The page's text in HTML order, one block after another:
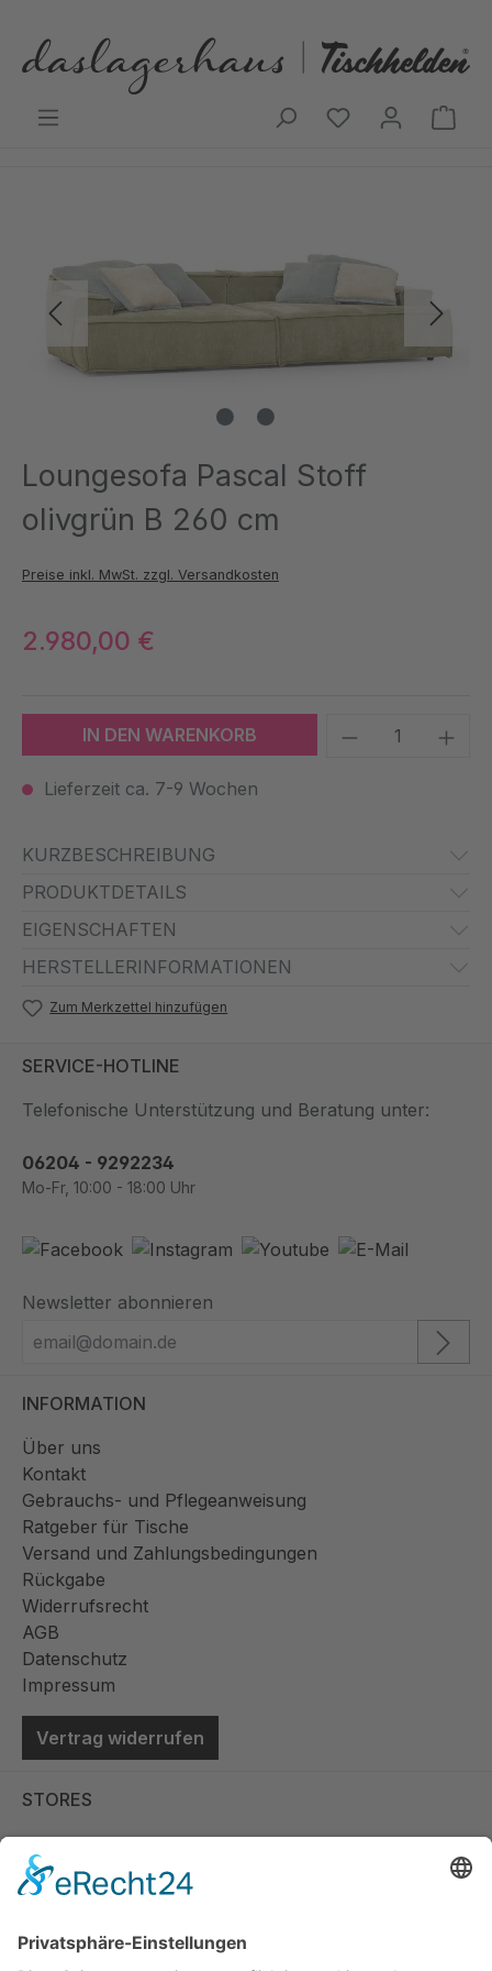
Loungesofa Pascal Stoff
olivgrün B 260 cm
Preise inkl. MwSt. zzgl. Versandkosten
2.980,00 €
IN DEN WARENKORB Produkt
Lieferzeit ca. 7-9 Wochen
KURZBESCHREIBUNG
PRODUKTDETAILS
EIGENSCHAFTEN
HERSTELLERINFORMATIONEN
Zum Merkzettel hinzufügen
SERVICE-HOTLINE
Telefonische Unterstützung und Beratung unter:
06204 - 9292234
Mo-Fr, 10:00 - 18:00 Uhr
Newsletter abonnieren
INFORMATION
Über uns
Kontakt
Gebrauchs- und Pflegeanweisung
Ratgeber für Tische
Versand und Zahlungsbedingungen
Rückgabe
Widerrufsrecht
AGB
Datenschutz
Impressum
Vertrag widerrufen
STORES
Store Viernheim
Store Berlin
Handelspartner Köln
SICHERE BEZAHLUNG